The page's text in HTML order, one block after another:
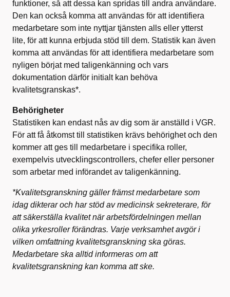
funktioner, så att dessa kan spridas till andra användare.
Den kan också komma att användas för att identifiera
medarbetare som inte nyttjar tjänsten alls eller ytterst
lite, för att kunna erbjuda stöd till dem. Statistik kan även
komma att användas för att identifiera medarbetare som
nyligen börjat med taligenkänning och vars
dokumentation därför initialt kan behöva
kvalitetsgranskas*.
Behörigheter
Statistiken kan endast nås av dig som är anställd i VGR.
För att få åtkomst till statistiken krävs behörighet och den
kommer att ges till medarbetare i specifika roller,
exempelvis utvecklingscontrollers, chefer eller personer
som arbetar med införandet av taligenkänning.
*Kvalitetsgranskning gäller främst medarbetare som
idag dikterar och har stöd av medicinsk sekreterare, för
att säkerställa kvalitet när arbetsfördelningen mellan
olika yrkesroller förändras. Varje verksamhet avgör i
vilken omfattning kvalitetsgranskning ska göras.
Medarbetare ska alltid informeras om att
kvalitetsgranskning kan komma att ske.